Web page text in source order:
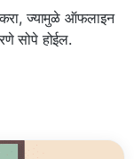
ज्यामुळे ऑफलाइन
सोपे होईल.